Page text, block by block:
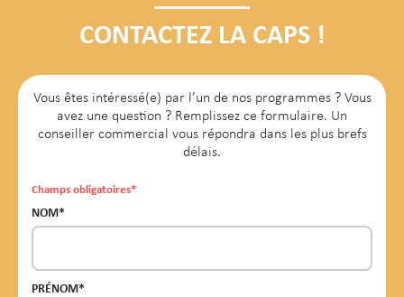
CONTACTEZ LA CAPS !
Vous êtes intéressé(e) par l’un de nos programmes ? Vous
avez une question ? Remplissez ce formulaire. Un
conseiller commercial vous répondra dans les plus brefs
délais.
Champs obligatoires*
NOM*
PRÉNOM*